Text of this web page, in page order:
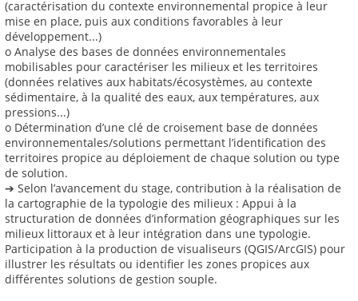
(caractérisation du contexte environnemental propice à leur
mise en place, puis aux conditions favorables à leur
développement...)
o Analyse des bases de données environnementales
mobilisables pour caractériser les milieux et les territoires
(données relatives aux habitats/écosystèmes, au contexte
sédimentaire, à la qualité des eaux, aux températures, aux
pressions...)
o Détermination d’une clé de croisement base de données
environnementales/solutions permettant l’identification des
territoires propice au déploiement de chaque solution ou type
de solution.
➔ Selon l’avancement du stage, contribution à la réalisation de
la cartographie de la typologie des milieux : Appui à la
structuration de données d’information géographiques sur les
milieux littoraux et à leur intégration dans une typologie.
Participation à la production de visualiseurs (QGIS/ArcGIS) pour
illustrer les résultats ou identifier les zones propices aux
différentes solutions de gestion souple.